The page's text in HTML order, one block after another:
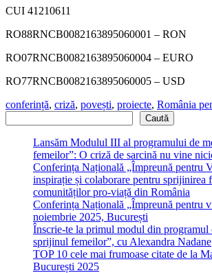
CUI 41210611
RO88RNCB0082163895060001 – RON
RO07RNCB0082163895060004 – EURO
RO77RNCB0082163895060005 – USD
conferință, criză, povești, proiecte, România
Caută
Lansăm Modulul III al programului de
femeilor”: O criză de sarcină nu vine
Conferința Națională „Împreună pentru
inspirație și colaborare pentru sprijinirea
comunităților pro-viață din România
Conferința Națională „Împreună pentru
noiembrie 2025, București
Înscrie-te la primul modul din programul
sprijinul femeilor”, cu Alexandra Nadane
TOP 10 cele mai frumoase citate de la
București 2025